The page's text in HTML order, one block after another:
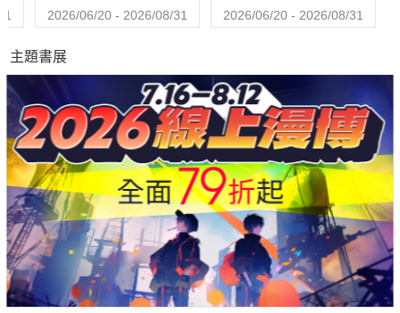
調中卻也充滿許多印花與色彩，呈現出繽紛的男人風格。
隨著時節漸入秋冬，戶外景色越顯蕭瑟，不似冷冽的氣候，各大
時裝品牌的互相較勁自此正式進入白熱化。與春夏著重輕便的概
念不同，各式的奢華材質及富有創意的設計紛紛出爐，而由春夏
延續的功能性特色讓這些服飾不再只屬於伸展台，而是男人在室
內戶外各種場合，展現自身不凡氣勢的最佳工具。
離開地球表面
上山下海、走過七大洲五大洋，旅遊對男人來說，與其說是度
2026/06/20 - 2026/08/31 2026/06/20 - 2026/08/31
主題書展